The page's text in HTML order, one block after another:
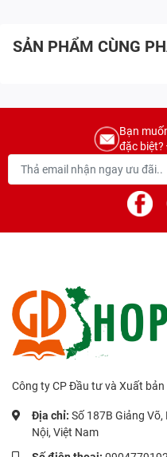
SẢN PHẨM CÙNG
Bạn
đặc biệt?
Công ty CP Đầu tư và Xuất bản
Địa chỉ: Số 187B Giảng
Nội, Việt Nam